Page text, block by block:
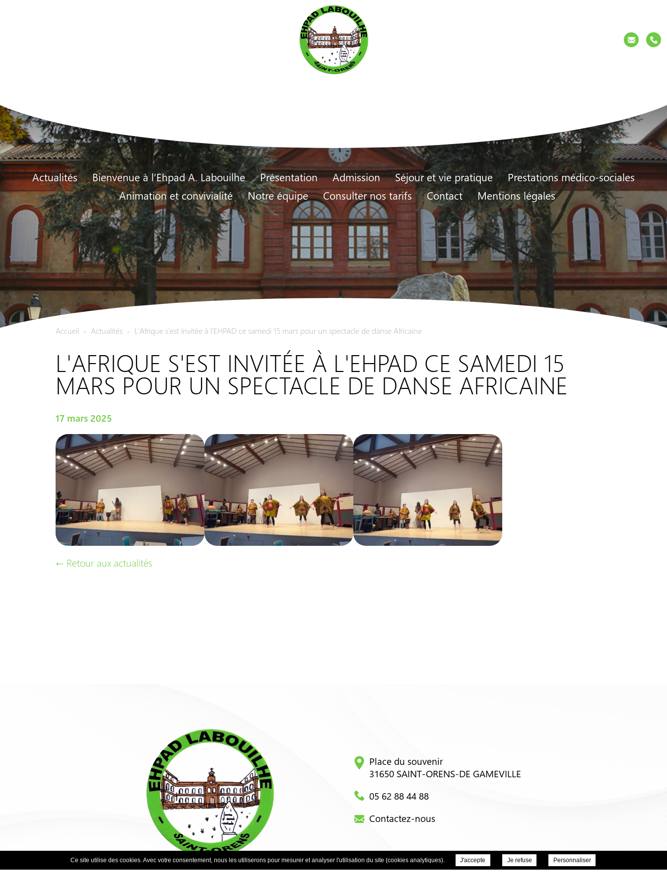
EHPAD
Actualités Bienvenue à l’Ehpad A. Labouilhe Présentation Admission Séjour et vie pratique
Prestations médico-sociales
Animation et convivialité
Notre équipe Consulter nos tarifs Contact Mentions légales
Accueil > Actualités > L'Afrique s'est invitée à l'EHPAD ce samedi 15 mars pour un spectacle de danse Africaine
L'AFRIQUE S'EST INVITÉE À L'EHPAD CE SAMEDI 15
MARS POUR UN SPECTACLE DE DANSE AFRICAINE
17 mars 2025
← Retour aux actualités
Place du souvenir
31650 SAINT-ORENS-DE GAMEVILLE
05 62 88 44 88
Contactez-nous
Ce site utilise des cookies. Avec votre consentement, nous les utiliserons pour mesurer et analyser l'utilisation du site (cookies analytiques). J'accepte Je refuse Personnaliser